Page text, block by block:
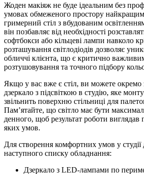
Жоден макіяж не буде ідеальним без
умовах обмеженого простору
гримерний стіл з вбудованим
він позбавляє від необхідності
софтбокси або кільцеві лампи навколо
розташування світлодіодів дозволяє
обличчі клієнта, що є критично
розтушовування та точного підбору
Якщо у вас вже є стіл, ви можете окремо
дзеркало з підсвіткою в студію, яке
звільнить поверхню стільниці для
Пам’ятайте, що світло має бути
денного, щоб результат роботи виглядав
яких умов.
Для створення комфортних умов у студії
наступного списку обладнання:
Дзеркало з LED-лампами по